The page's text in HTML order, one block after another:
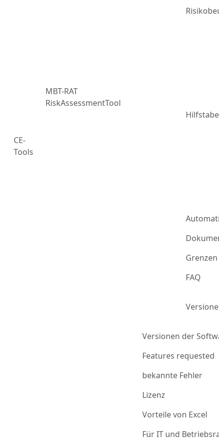
CE-
Tools
MBT-RAT
RiskAssessmentTool
FAQ
Versionen der
Features requested
bekannte Fehler
Lizenz
Vorteile von Excel
Für IT und